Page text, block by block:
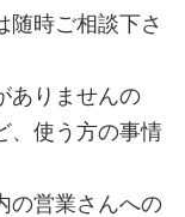
時ご相談下さ
ありませんの
、使う方の事情
の営業さんへの